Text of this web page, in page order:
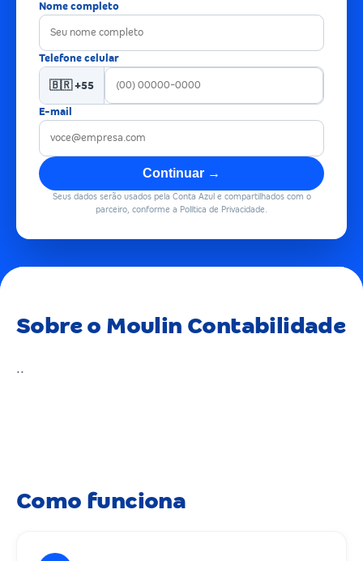
Nome completo
Telefone celular
🇧🇷 +55
E-mail
Continuar →
Seus dados serão usados pela Conta Azul e compartilhados com o
parceiro, conforme a Política de Privacidade.
Sobre o Moulin Contabilidade
..
Como funciona